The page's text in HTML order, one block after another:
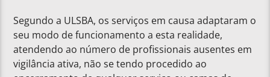
Segundo a ULSBA, os serviços em causa adaptaram o
seu modo de funcionamento a esta realidade,
atendendo ao número de profissionais ausentes em
vigilância ativa, não se tendo procedido ao